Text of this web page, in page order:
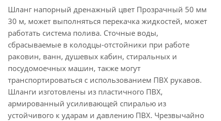
Шланг напорный дренажный цвет Прозрачный 50 мм
30 м, может выполняться перекачка жидкостей, может
работать система полива. Сточные воды,
сбрасываемые в колодцы-отстойники при работе
раковин, ванн, душевых кабин, стиральных и
посудомоечных машин, также могут
транспортироваться с использованием ПВХ рукавов.
Шланги изготовлены из пластичного ПВХ,
армированный усиливающей спиралью из
устойчивого к ударам и давлению ПВХ. Чрезвычайно